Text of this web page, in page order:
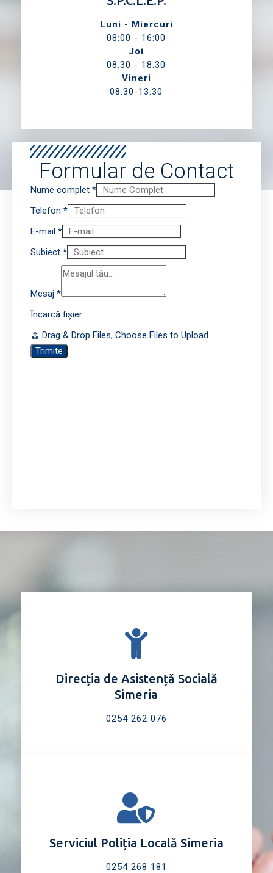
Luni - Miercuri
08:00 - 16:00
Joi
08:30 - 18:30
Vineri
08:30-13:30
Formular de Contact
Nume complet *
Telefon *
E-mail *
Subiect *
Mesaj *
Încarcă fișier
Drag & Drop Files, Choose Files to Upload
Trimite
Direcția de Asistență Socială
Simeria
0254 262 076
Serviciul Poliția Locală Simeria
0254 268 181